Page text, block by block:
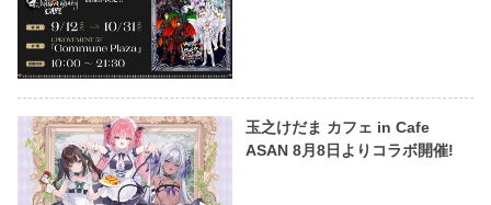
玉之けだま カフェ in Cafe
ASAN 8月8日よりコラボ開催!